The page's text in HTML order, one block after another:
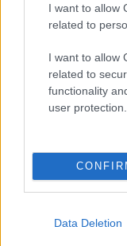
I want to allow
related to
I want to allow
related to
functionality
user protection.
Data Deletion